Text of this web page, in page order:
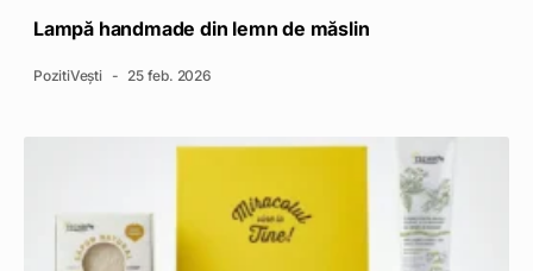
Lampă handmade din lemn de măslin
PozitiVești 25 feb. 2026